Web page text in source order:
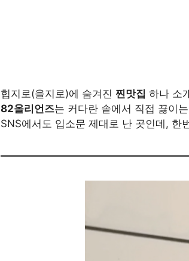
힙지로(을지로)에 숨겨진 찐맛집 하나 소
82올리언즈는 커다란 솥에서 직접 끓이는
SNS에서도 입소문 제대로 난 곳인데, 한